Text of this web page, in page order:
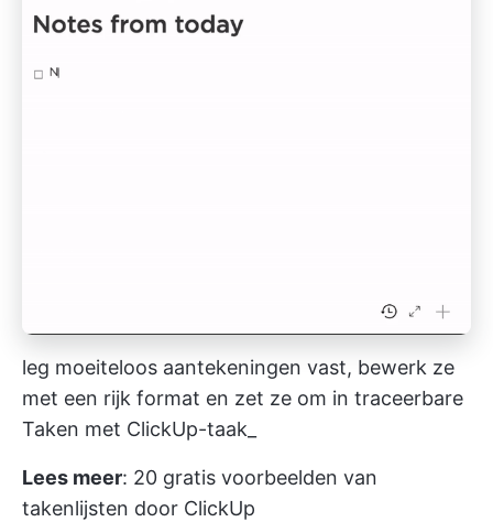
leg moeiteloos aantekeningen vast, bewerk ze
met een rijk format en zet ze om in traceerbare
Taken met ClickUp-taak_
Lees meer: 20 gratis voorbeelden van
takenlijsten door ClickUp